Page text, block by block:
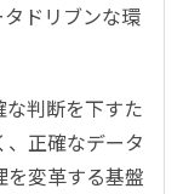
ドリブンな環
判断を下すた
正確なデータ
を変革する基盤